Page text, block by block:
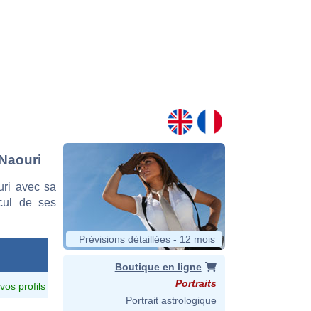
avec sa
de ses
profils
Prévisions détaillées - 12 mois
Boutique en ligne
Portraits
Portrait astrologique